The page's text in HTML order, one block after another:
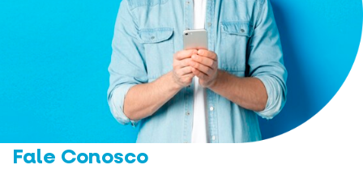
Fale Conosco